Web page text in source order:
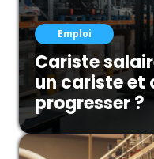
Emploi
Cariste
un cariste et
progresser ?